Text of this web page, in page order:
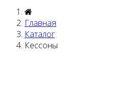
Главная
Каталог
Кессоны